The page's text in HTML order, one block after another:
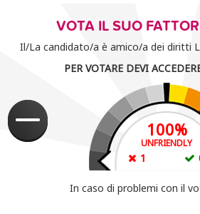
VOTA IL SUO
Il/La candidato/a è amico/a dei diritti
PER VOTARE DEVI
100%
UNFRIENDLY
1
CONDIVIDI IL TUO
In caso di problemi con il